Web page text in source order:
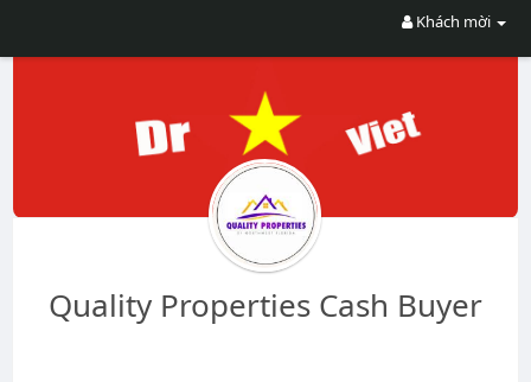
Khách mời
Quality Properties Cash Buyer